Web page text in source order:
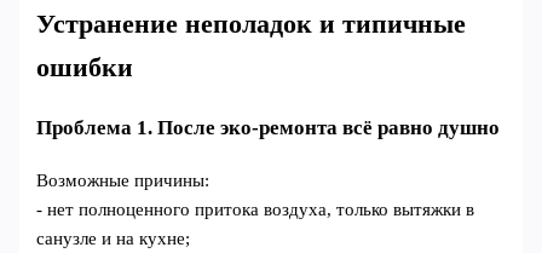
Устранение неполадок и типичные
ошибки
Проблема 1. После эко-ремонта всё равно душно
Возможные причины:
- нет полноценного притока воздуха, только вытяжки в
санузле и на кухне;